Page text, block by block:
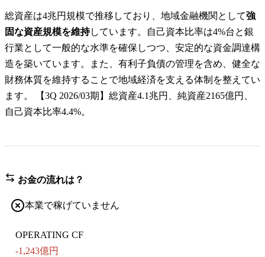
総資産は4兆円規模で推移しており、地域金融機関として強
固な資産規模を維持しています。自己資本比率は4%台と銀
行業として一般的な水準を確保しつつ、安定的な資金調達構
造を築いています。また、有利子負債の管理を含め、健全な
財務体質を維持することで地域経済を支える体制を整えてい
ます。 【3Q 2026/03期】総資産4.1兆円、純資産2165億円、
自己資本比率4.4%。
お金の流れは？
本業で稼げていません
OPERATING CF
-1,243億円